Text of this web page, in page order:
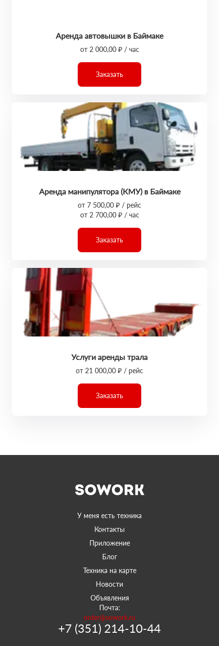
Аренда автовышки в Баймаке
от 2 000,00 ₽ / час
Заказать
Аренда манипулятора (КМУ) в Баймаке
от 7 500,00 ₽ / рейс
от 2 700,00 ₽ / час
Заказать
Услуги аренды трала
от 21 000,00 ₽ / рейс
Заказать
У меня есть техника
Контакты
Приложение
Блог
Техника на карте
Новости
Объявления
Почта:
order@sowork.ru
+7 (351) 214-10-44